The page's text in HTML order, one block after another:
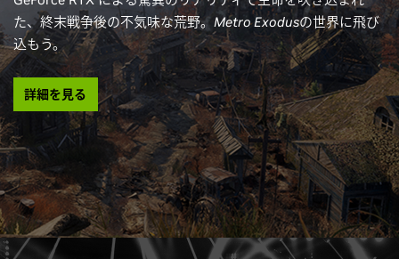
た、終末戦争後の不気味な荒野。 Metro Exodusの世界に飛び
込もう。
詳細を見る